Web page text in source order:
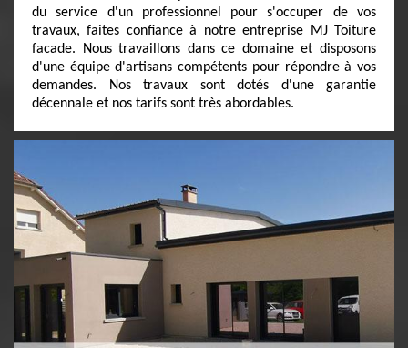
du service d'un professionnel pour s'occuper de vos
travaux, faites confiance à notre entreprise MJ Toiture
facade. Nous travaillons dans ce domaine et disposons
d'une équipe d'artisans compétents pour répondre à vos
demandes. Nos travaux sont dotés d'une garantie
décennale et nos tarifs sont très abordables.